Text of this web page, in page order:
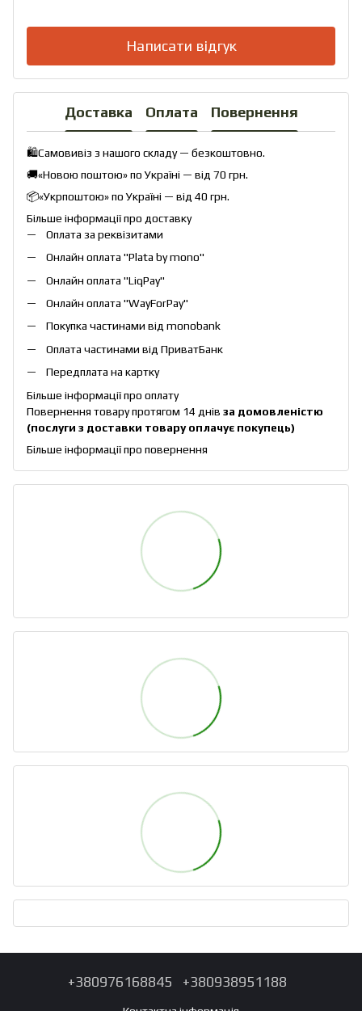
Написати відгук
Доставка Оплата Повернення
🛍️Самовивіз з нашого складу — безкоштовно.
🚚«Новою поштою» по Україні — від 70 грн.
📦«Укрпоштою» по Україні — від 40 грн.
Більше інформації про доставку
Оплата за реквізитами
Онлайн оплата "Plata by mono"
Онлайн оплата "LiqPay"
Онлайн оплата "WayForPay"
Покупка частинами від monobank
Оплата частинами від ПриватБанк
Передплата на картку
Більше інформації про оплату
Повернення товару протягом 14 днів за домовленістю
(послуги з доставки товару оплачує покупець)
Більше інформації про повернення
+380976168845 +380938951188